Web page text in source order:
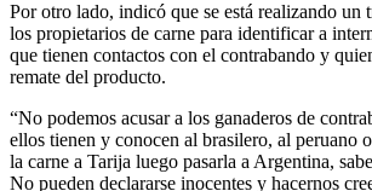
Por otro lado, indicó que se está realizando un
los propietarios de carne para identificar a
que tienen contactos con el contrabando y
remate del producto.
“No podemos acusar a los ganaderos de
ellos tienen y conocen al brasilero, al peruano
la carne a Tarija luego pasarla a Argentina,
No pueden declararse inocentes y hacernos